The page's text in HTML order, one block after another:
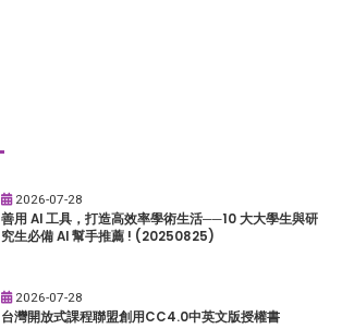
2026-07-28
善用 AI 工具，打造高效率學術生活──10 大大學生與研
究生必備 AI 幫手推薦 ! (20250825)
2026-07-28
台灣開放式課程聯盟創用CC4.0中英文版授權書